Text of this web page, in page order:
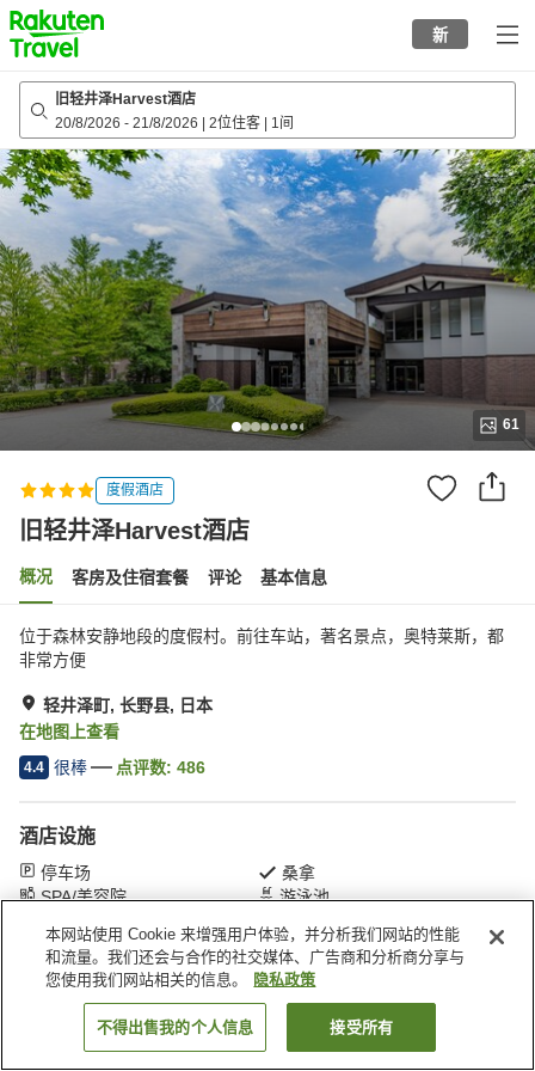
to
top
page
新
旧轻井泽Harvest酒店
20/8/2026 - 21/8/2026 2位住客 1间
61
度假酒店
旧轻井泽Harvest酒店
概况 客房及住宿套餐 评论 基本信息
位于森林安静地段的度假村。前往车站，著名景点，奥特莱斯，都
非常方便
轻井泽町, 长野县, 日本
在地图上查看
4.4 很棒 点评数: 486
酒店设施
停车场
桑拿
SPA/美容院
游泳池
首页 日本 长野县 轻井泽町 旧轻井泽Harvest酒店
搜索客房
本网站使用 Cookie 来增强用户体验，并分析我们网站的性能
和流量。我们还会与合作的社交媒体、广告商和分析商分享与
您使用我们网站相关的信息。
隐私政策
不得出售我的个人信息 接受所有